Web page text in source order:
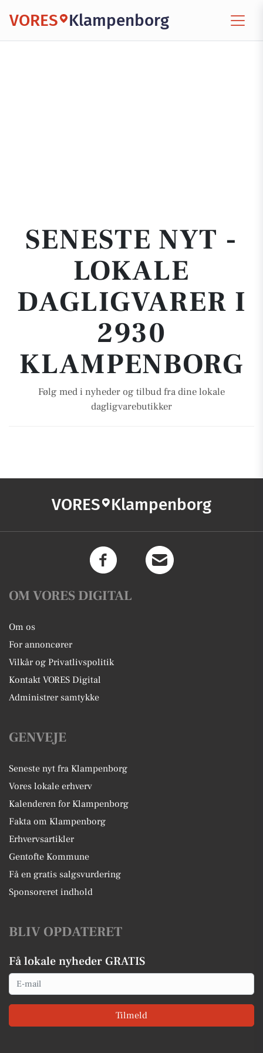
VORES Klampenborg
SENESTE NYT -
LOKALE
DAGLIGVARER I
2930
KLAMPENBORG
Følg med i nyheder og tilbud fra dine lokale
dagligvarebutikker
VORES Klampenborg
OM VORES DIGITAL
Om os
For annoncører
Vilkår og Privatlivspolitik
Kontakt VORES Digital
Administrer samtykke
GENVEJE
Seneste nyt fra Klampenborg
Vores lokale erhverv
Kalenderen for Klampenborg
Fakta om Klampenborg
Erhvervsartikler
Gentofte Kommune
Få en gratis salgsvurdering
Sponsoreret indhold
BLIV OPDATERET
Få lokale nyheder GRATIS
Email
Tilmeld